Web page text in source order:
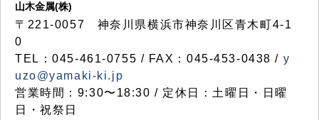
山木金属(株)
〒221-0057 神奈川県横浜市神奈川区青木町4-1
0
TEL：045-461-0755 / FAX：045-453-0438 / y
uzo@yamaki-ki.jp
営業時間：9:30〜18:30 / 定休日：土曜日・日曜
日・祝祭日